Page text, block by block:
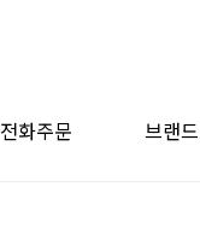
전화주문 브랜